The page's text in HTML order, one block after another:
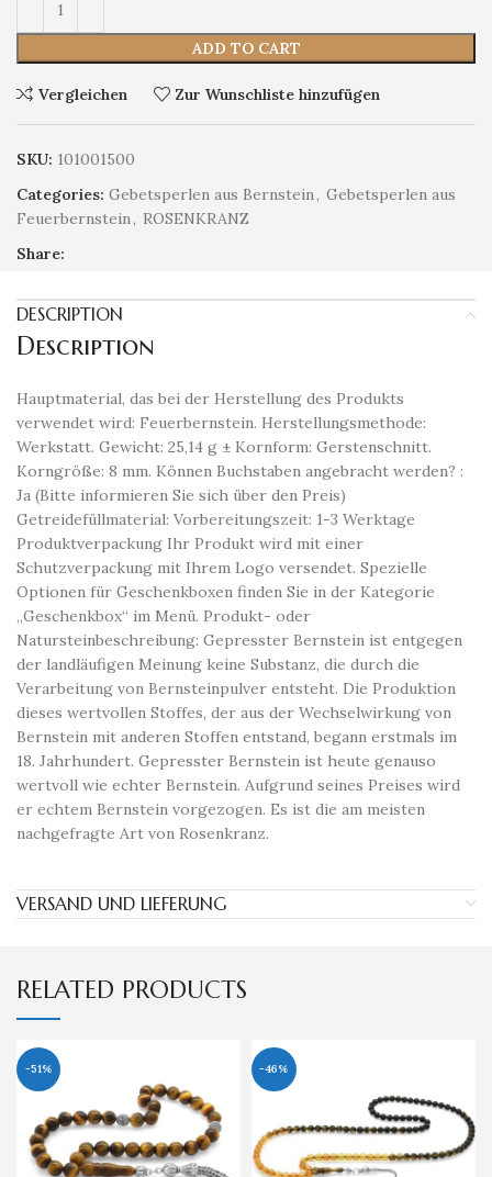
ADD TO CART
Vergleichen Zur Wunschliste hinzufügen
SKU: 101001500
Categories: Gebetsperlen aus Bernstein, Gebetsperlen aus
Feuerbernstein, ROSENKRANZ
Share:
DESCRIPTION
Description
Hauptmaterial, das bei der Herstellung des Produkts
verwendet wird: Feuerbernstein. Herstellungsmethode:
Werkstatt. Gewicht: 25,14 g ± Kornform: Gerstenschnitt.
Korngröße: 8 mm. Können Buchstaben angebracht werden? :
Ja (Bitte informieren Sie sich über den Preis)
Getreidefüllmaterial: Vorbereitungszeit: 1-3 Werktage
Produktverpackung Ihr Produkt wird mit einer
Schutzverpackung mit Ihrem Logo versendet. Spezielle
Optionen für Geschenkboxen finden Sie in der Kategorie
„Geschenkbox“ im Menü. Produkt- oder
Natursteinbeschreibung: Gepresster Bernstein ist entgegen
der landläufigen Meinung keine Substanz, die durch die
Verarbeitung von Bernsteinpulver entsteht. Die Produktion
dieses wertvollen Stoffes, der aus der Wechselwirkung von
Bernstein mit anderen Stoffen entstand, begann erstmals im
18. Jahrhundert. Gepresster Bernstein ist heute genauso
wertvoll wie echter Bernstein. Aufgrund seines Preises wird
er echtem Bernstein vorgezogen. Es ist die am meisten
nachgefragte Art von Rosenkranz.
VERSAND UND LIEFERUNG
RELATED PRODUCTS
-51% -46%